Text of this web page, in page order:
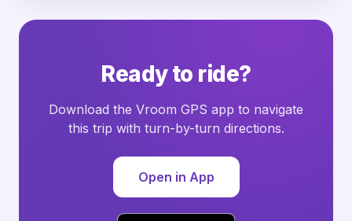
Ready to ride?
Download the Vroom GPS app to navigate
this trip with turn-by-turn directions.
Open in App